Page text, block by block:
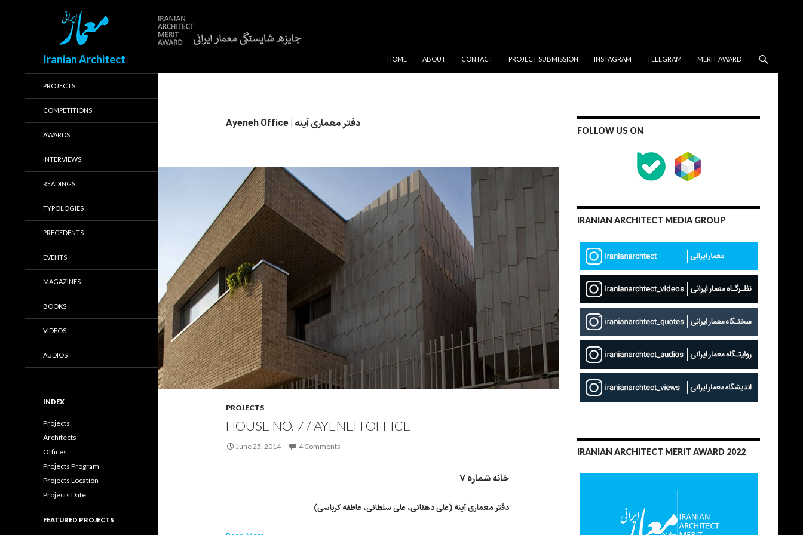
Iranian Architect
HOME
ABOUT CONTACT PROJECT SUBMISSION INSTAGRAM TELEGRAM MERIT AWARD
Ayeneh Office | دفتر معماری آینه
PROJECTS
HOUSE NO. 7 / AYENEH OFFICE
June 25, 2014 4 Comments
خانه شماره ۷
دفتر معماری آینه (علی دهقانی، علی سلطانی، عاطفه کرباسی)
FOLLOW US ON
IRANIAN ARCHITECT MEDIA GROUP
IRANIAN ARCHITECT MERIT AWARD 2022
PROJECTS
COMPETITIONS
AWARDS
INTERVIEWS
READINGS
TYPOLOGIES
PRECEDENTS
EVENTS
MAGAZINES
BOOKS
VIDEOS
AUDIOS
INDEX
Projects
Architects
Offices
Projects Program
Projects Location
Projects Date
FEATURED PROJECTS